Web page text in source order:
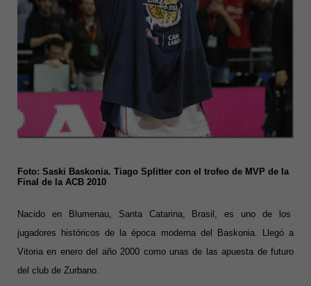
Foto: Saski Baskonia. Tiago Splitter con el trofeo de MVP de la
Final de la ACB 2010
Nacido en Blumenau, Santa Catarina, Brasil, es uno de los
jugadores históricos de la época moderna del Baskonia. Llegó a
Vitoria en enero del año 2000 como unas de las apuesta de futuro
del club de Zurbano.